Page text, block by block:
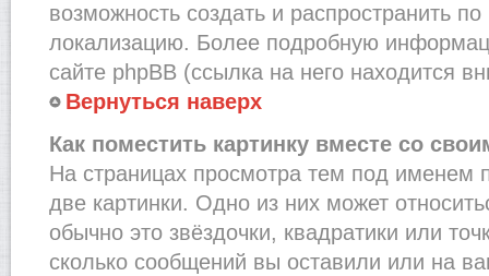
возможность создать и распространить
локализацию. Более подробную
сайте phpBB (ссылка на него находится
Вернуться наверх
Как поместить картинку вместе со
На страницах просмотра тем под именем
две картинки. Одно из них может
обычно это звёздочки, квадратики или
сколько сообщений вы оставили или на